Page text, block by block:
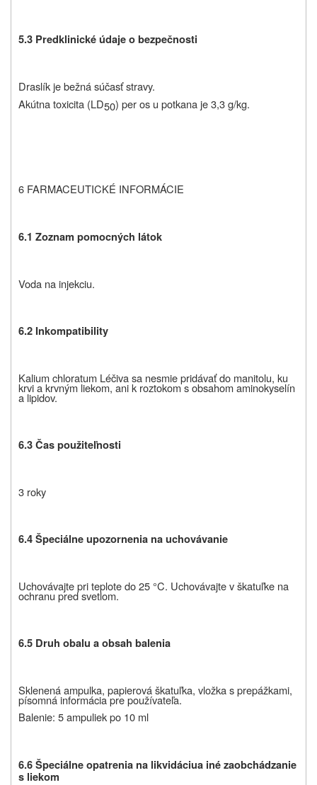
5.3 Predklinické údaje o bezpečnosti
Draslík je bežná súčasť stravy.
Akútna toxicita (LD50) per os u potkana je 3,3 g/kg.
6 FARMACEUTICKÉ INFORMÁCIE
6.1 Zoznam pomocných látok
Voda na injekciu.
6.2 Inkompatibility
Kalium chloratum Léčiva sa nesmie pridávať do manitolu, ku
krvi a krvným liekom, ani k roztokom s obsahom aminokyselín
a lipidov.
6.3 Čas použiteľnosti
3 roky
6.4 Špeciálne upozornenia na uchovávanie
Uchovávajte pri teplote do 25 °C. Uchovávajte v škatuľke na
ochranu pred svetlom.
6.5 Druh obalu a obsah balenia
Sklenená ampulka, papierová škatuľka, vložka s prepážkami,
písomná informácia pre používateľa.
Balenie: 5 ampuliek po 10 ml
6.6Špeciálne opatrenia na likvidáciua iné zaobchádzanie
s liekom